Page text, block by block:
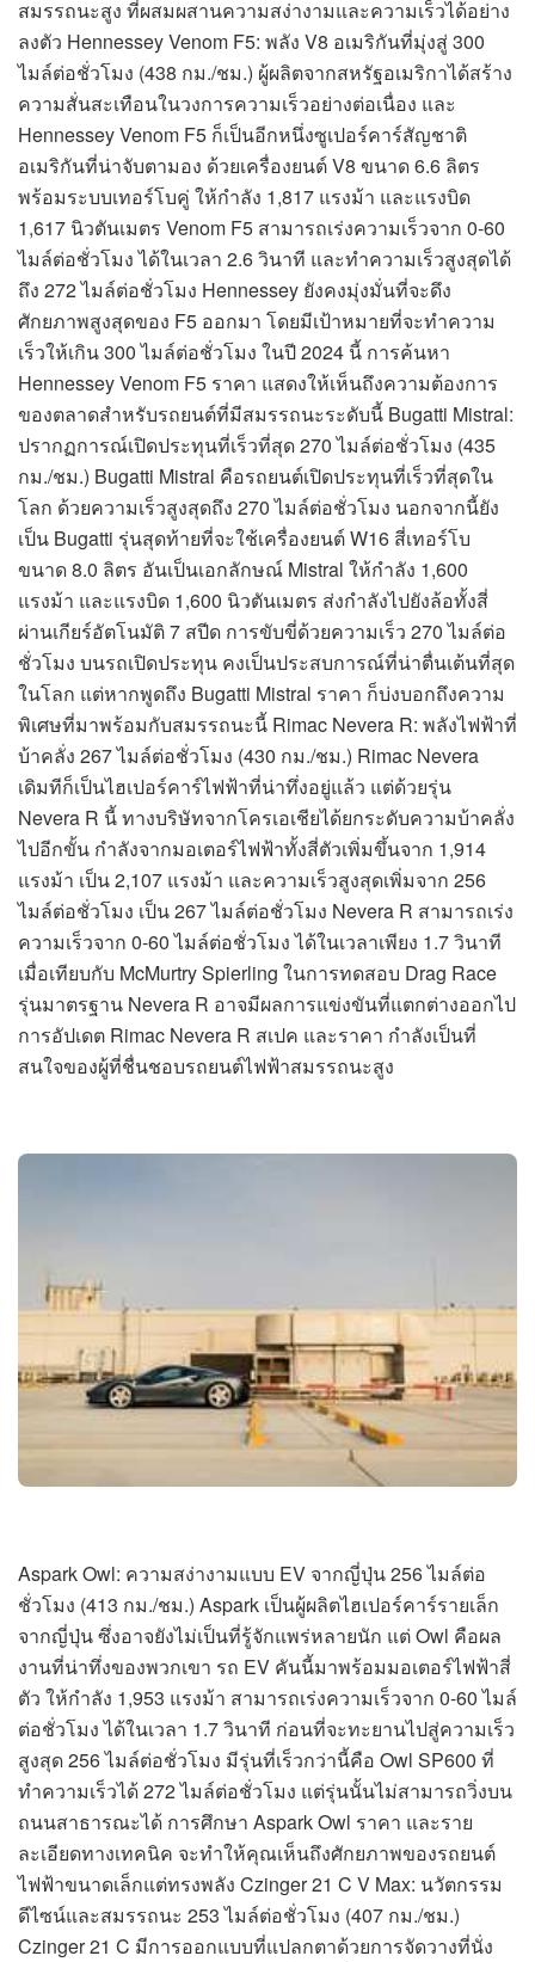
สมรรถนะสูง ที่ผสมผสานความสง่างามและความเร็วได้อย่าง
ลงตัว Hennessey Venom F5: พลัง V8 อเมริกันที่มุ่งสู่ 300
ไมล์ต่อชั่วโมง (438 กม./ชม.) ผู้ผลิตจากสหรัฐอเมริกาได้สร้าง
ความสั่นสะเทือนในวงการความเร็วอย่างต่อเนื่อง และ
Hennessey Venom F5 ก็เป็นอีกหนึ่งซูเปอร์คาร์สัญชาติ
อเมริกันที่น่าจับตามอง ด้วยเครื่องยนต์ V8 ขนาด 6.6 ลิตร
พร้อมระบบเทอร์โบคู่ ให้กำลัง 1,817 แรงม้า และแรงบิด
1,617 นิวตันเมตร Venom F5 สามารถเร่งความเร็วจาก 0-60
ไมล์ต่อชั่วโมง ได้ในเวลา 2.6 วินาที และทำความเร็วสูงสุดได้
ถึง 272 ไมล์ต่อชั่วโมง Hennessey ยังคงมุ่งมั่นที่จะดึง
ศักยภาพสูงสุดของ F5 ออกมา โดยมีเป้าหมายที่จะทำความ
เร็วให้เกิน 300 ไมล์ต่อชั่วโมง ในปี 2024 นี้ การค้นหา
Hennessey Venom F5 ราคา แสดงให้เห็นถึงความต้องการ
ของตลาดสำหรับรถยนต์ที่มีสมรรถนะระดับนี้ Bugatti Mistral:
ปรากฏการณ์เปิดประทุนที่เร็วที่สุด 270 ไมล์ต่อชั่วโมง (435
กม./ชม.) Bugatti Mistral คือรถยนต์เปิดประทุนที่เร็วที่สุดใน
โลก ด้วยความเร็วสูงสุดถึง 270 ไมล์ต่อชั่วโมง นอกจากนี้ยัง
เป็น Bugatti รุ่นสุดท้ายที่จะใช้เครื่องยนต์ W16 สี่เทอร์โบ
ขนาด 8.0 ลิตร อันเป็นเอกลักษณ์ Mistral ให้กำลัง 1,600
แรงม้า และแรงบิด 1,600 นิวตันเมตร ส่งกำลังไปยังล้อทั้งสี่
ผ่านเกียร์อัตโนมัติ 7 สปีด การขับขี่ด้วยความเร็ว 270 ไมล์ต่อ
ชั่วโมง บนรถเปิดประทุน คงเป็นประสบการณ์ที่น่าตื่นเต้นที่สุด
ในโลก แต่หากพูดถึง Bugatti Mistral ราคา ก็บ่งบอกถึงความ
พิเศษที่มาพร้อมกับสมรรถนะนี้ Rimac Nevera R: พลังไฟฟ้าที่
บ้าคลั่ง 267 ไมล์ต่อชั่วโมง (430 กม./ชม.) Rimac Nevera
เดิมทีก็เป็นไฮเปอร์คาร์ไฟฟ้าที่น่าทึ่งอยู่แล้ว แต่ด้วยรุ่น
Nevera R นี้ ทางบริษัทจากโครเอเชียได้ยกระดับความบ้าคลั่ง
ไปอีกขั้น กำลังจากมอเตอร์ไฟฟ้าทั้งสี่ตัวเพิ่มขึ้นจาก 1,914
แรงม้า เป็น 2,107 แรงม้า และความเร็วสูงสุดเพิ่มจาก 256
ไมล์ต่อชั่วโมง เป็น 267 ไมล์ต่อชั่วโมง Nevera R สามารถเร่ง
ความเร็วจาก 0-60 ไมล์ต่อชั่วโมง ได้ในเวลาเพียง 1.7 วินาที
เมื่อเทียบกับ McMurtry Spierling ในการทดสอบ Drag Race
รุ่นมาตรฐาน Nevera R อาจมีผลการแข่งขันที่แตกต่างออกไป
การอัปเดต Rimac Nevera R สเปค และราคา กำลังเป็นที่
สนใจของผู้ที่ชื่นชอบรถยนต์ไฟฟ้าสมรรถนะสูง
Aspark Owl: ความสง่างามแบบ EV จากญี่ปุ่น 256 ไมล์ต่อ
ชั่วโมง (413 กม./ชม.) Aspark เป็นผู้ผลิตไฮเปอร์คาร์รายเล็ก
จากญี่ปุ่น ซึ่งอาจยังไม่เป็นที่รู้จักแพร่หลายนัก แต่ Owl คือผล
งานที่น่าทึ่งของพวกเขา รถ EV คันนี้มาพร้อมมอเตอร์ไฟฟ้าสี่
ตัว ให้กำลัง 1,953 แรงม้า สามารถเร่งความเร็วจาก 0-60 ไมล์
ต่อชั่วโมง ได้ในเวลา 1.7 วินาที ก่อนที่จะทะยานไปสู่ความเร็ว
สูงสุด 256 ไมล์ต่อชั่วโมง มีรุ่นที่เร็วกว่านี้คือ Owl SP600 ที่
ทำความเร็วได้ 272 ไมล์ต่อชั่วโมง แต่รุ่นนั้นไม่สามารถวิ่งบน
ถนนสาธารณะได้ การศึกษา Aspark Owl ราคา และราย
ละเอียดทางเทคนิค จะทำให้คุณเห็นถึงศักยภาพของรถยนต์
ไฟฟ้าขนาดเล็กแต่ทรงพลัง Czinger 21 C V Max: นวัตกรรม
ดีไซน์และสมรรถนะ 253 ไมล์ต่อชั่วโมง (407 กม./ชม.)
Czinger 21 C มีการออกแบบที่แปลกตาด้วยการจัดวางที่นั่ง